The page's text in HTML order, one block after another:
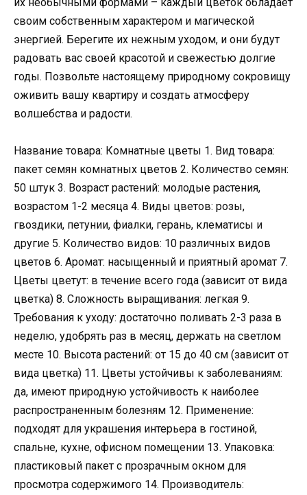
своим собственным характером и магической
энергией. Берегите их нежным уходом, и они будут
радовать вас своей красотой и свежестью долгие
годы. Позвольте настоящему природному сокровищу
оживить вашу квартиру и создать атмосферу
волшебства и радости.
Название товара: Комнатные цветы 1. Вид товара:
пакет семян комнатных цветов 2. Количество семян:
50 штук 3. Возраст растений: молодые растения,
возрастом 1-2 месяца 4. Виды цветов: розы,
гвоздики, петунии, фиалки, герань, клематисы и
другие 5. Количество видов: 10 различных видов
цветов 6. Аромат: насыщенный и приятный аромат 7.
Цветы цветут: в течение всего года (зависит от вида
цветка) 8. Сложность выращивания: легкая 9.
Требования к уходу: достаточно поливать 2-3 раза в
неделю, удобрять раз в месяц, держать на светлом
месте 10. Высота растений: от 15 до 40 см (зависит от
вида цветка) 11. Цветы устойчивы к заболеваниям:
да, имеют природную устойчивость к наиболее
распространенным болезням 12. Применение:
подходят для украшения интерьера в гостиной,
спальне, кухне, офисном помещении 13. Упаковка:
пластиковый пакет с прозрачным окном для
просмотра содержимого 14. Производитель: